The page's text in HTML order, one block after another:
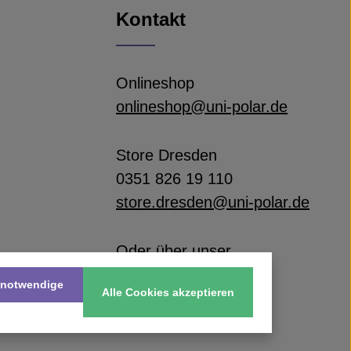
Kontakt
Onlineshop
onlineshop@uni-polar.de
Store Dresden
0351 826 19 110
store.dresden@uni-polar.de
Oder über unser
Alle Cookies akzeptieren